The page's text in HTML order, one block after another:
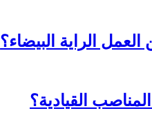
العمل الراية البيضاء؟
القيادية؟